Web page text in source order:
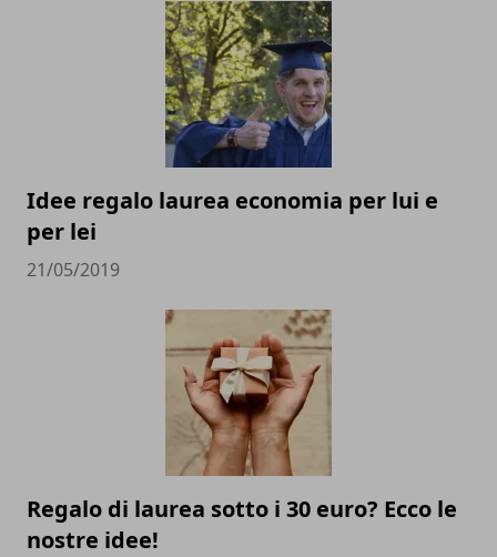
Idee regalo laurea economia per lui e
per lei
21/05/2019
Regalo di laurea sotto i 30 euro? Ecco le
nostre idee!